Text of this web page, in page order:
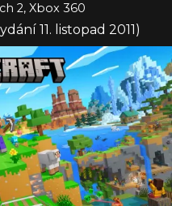
2, Xbox 360
11. listopad 2011)